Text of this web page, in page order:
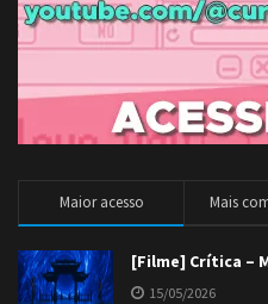
Maior acesso Mais
[Filme] Crítica –
15/05/2026